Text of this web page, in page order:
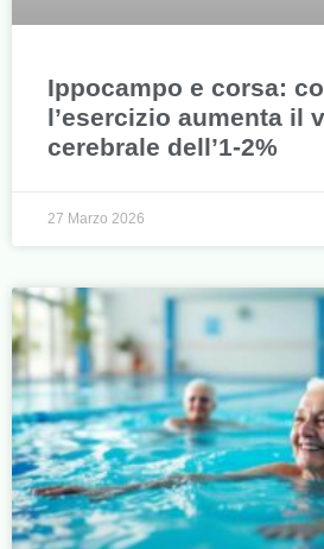
Ippocampo e corsa:
l’esercizio aumenta il
cerebrale dell’1-2%
27 Marzo 2026